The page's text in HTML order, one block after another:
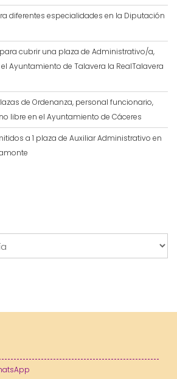
diferentes especialidades en la Diputación
cubrir una plaza de Administrativo/a,
Ayuntamiento de Talavera la RealTalavera
de Ordenanza, personal funcionario,
libre en el Ayuntamiento de Cáceres
a 1 plaza de Auxiliar Administrativo en